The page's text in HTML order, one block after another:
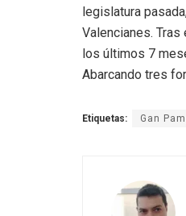
legislatura
Valencianes.
los últimos 7
Abarcando tres
Etiquetas: Gan